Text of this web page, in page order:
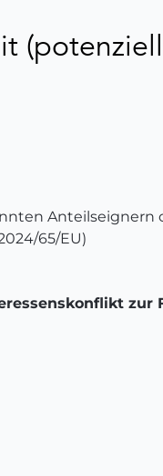
Anteilseignern
65/EU)
zur